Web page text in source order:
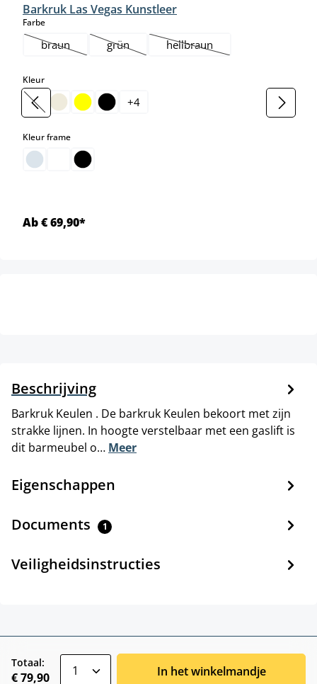
Barkruk Las Vegas Kunstleer
Farbeselect
braun
(Deze optie is momenteel niet beschikbaar.)
grün
(Deze optie is momenteel niet beschikbaar.)
hellbraun
(Deze optie is momenteel niet
Kleurselect
(Deze optie is momenteel niet beschikbaar.)
+4
Kleur frameselect
Ab € 69,90*
Beschrijving
Barkruk Keulen . De barkruk Keulen bekoort met zijn
strakke lijnen. In hoogte verstelbaar met een gaslift is
dit barmeubel o… Meer
Eigenschappen
Documents 1
Veiligheidsinstructies
Totaal:
€ 79,90 In het winkelmandje